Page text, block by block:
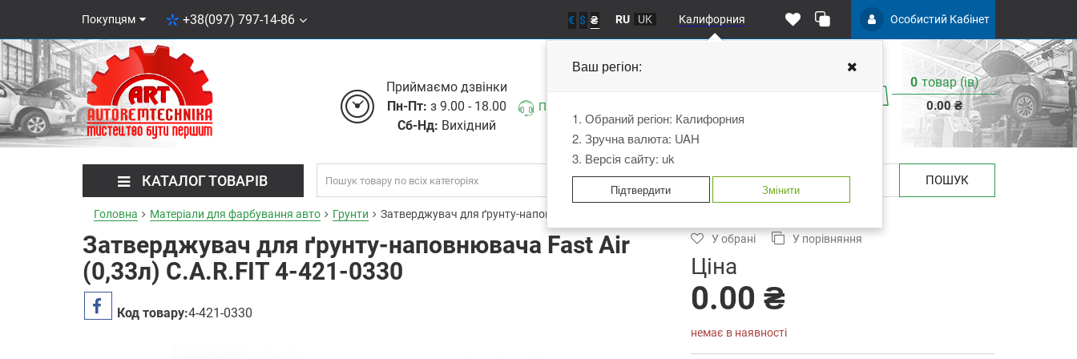
Покупцям +38(097) 797-14-86 € $ ₴ RU UK Калифорния
Ваш регіон:
1. Обраний регіон: Калифорния
2. Зручна валюта: UAH
3. Версія сайту: uk
Підтвердити Змінити
Особистий Кабінет
Приймаємо дзвiнки
Пн-Пт: з 9.00 - 18.00
Сб-Нд: Вихідний
Передзвоніть мені
0 товар (iв)
0.00 ₴
КАТАЛОГ ТОВАРІВ ПОШУК
Головна Матеріали для фарбування авто Грунти Затверджувач для ґрунту-наповнювача Fast Air (0,33л) C.A.R.FIT 4-421-0330
Затверджувач для ґрунту-наповнювача Fast Air
(0,33л) C.A.R.FIT 4-421-0330
Код товару:4-421-0330
У обрані У порівняння
Ціна
0.00 ₴
немає в наявності